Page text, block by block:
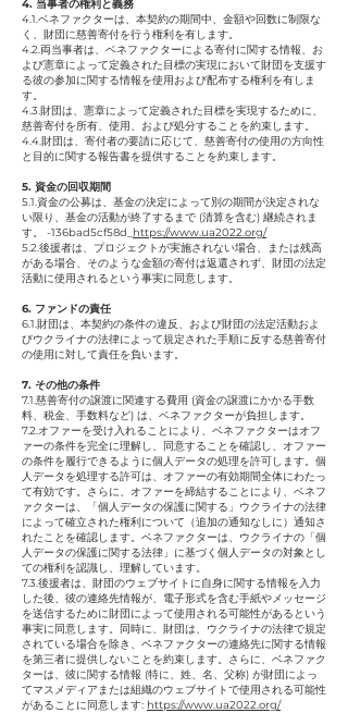
4. 当事者の権利と義務
4.1.ベネファクターは、本契約の期間中、金額や回数に制限な
く、財団に慈善寄付を行う権利を有します。
4.2.両当事者は、ベネファクターによる寄付に関する情報、お
よび憲章によって定義された目標の実現において財団を支援す
る彼の参加に関する情報を使用および配布する権利を有しま
す。
4.3.財団は、憲章によって定義された目標を実現するために、
慈善寄付を所有、使用、および処分することを約束します。
4.4.財団は、寄付者の要請に応じて、慈善寄付の使用の方向性
と目的に関する報告書を提供することを約束します。
5. 資金の回収期間
5.1.資金の公募は、基金の決定によって別の期間が決定されな
い限り、基金の活動が終了するまで (清算を含む) 継続されま
す。 -136bad5cf58d_ https://www.ua2022.org/
5.2.後援者は、プロジェクトが実施されない場合、または残高
がある場合、そのような金額の寄付は返還されず、財団の法定
活動に使用されるという事実に同意します。
6. ファンドの責任
6.1.財団は、本契約の条件の違反、および財団の法定活動およ
びウクライナの法律によって規定された手順に反する慈善寄付
の使用に対して責任を負います。
7. その他の条件
7.1.慈善寄付の譲渡に関連する費用 (資金の譲渡にかかる手数
料、税金、手数料など) は、ベネファクターが負担します。
7.2.オファーを受け入れることにより、ベネファクターはオフ
ァーの条件を完全に理解し、同意することを確認し、オファー
の条件を履行できるように個人データの処理を許可します。個
人データを処理する許可は、オファーの有効期間全体にわたっ
て有効です。さらに、オファーを締結することにより、ベネフ
ァクターは、「個人データの保護に関する」ウクライナの法律
によって確立された権利について（追加の通知なしに）通知さ
れたことを確認します。ベネファクターは、ウクライナの「個
人データの保護に関する法律」に基づく個人データの対象とし
ての権利を認識し、理解しています。
7.3.後援者は、財団のウェブサイトに自身に関する情報を入力
した後、彼の連絡先情報が、電子形式を含む手紙やメッセージ
を送信するために財団によって使用される可能性があるという
事実に同意します。同時に、財団は、ウクライナの法律で規定
されている場合を除き、ベネファクターの連絡先に関する情報
を第三者に提供しないことを約束します。さらに、ベネファク
ターは、彼に関する情報 (特に、姓、名、父称) が財団によっ
てマスメディアまたは組織のウェブサイトで使用される可能性
があることに同意します: https://www.ua2022.org/